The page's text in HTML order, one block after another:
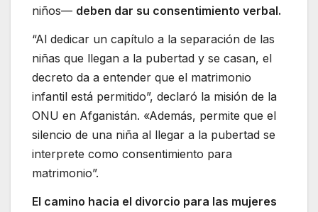
niños— deben dar su consentimiento verbal.
“Al dedicar un capítulo a la separación de las
niñas que llegan a la pubertad y se casan, el
decreto da a entender que el matrimonio
infantil está permitido”, declaró la misión de la
ONU en Afganistán. «Además, permite que el
silencio de una niña al llegar a la pubertad se
interprete como consentimiento para
matrimonio”.
El camino hacia el divorcio para las mujeres